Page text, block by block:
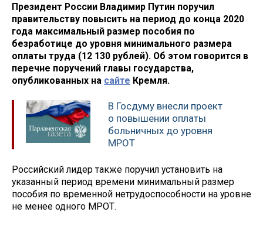
Президент России Владимир Путин поручил
правительству повысить на период до конца 2020
года максимальный размер пособия по
безработице до уровня минимального размера
оплаты труда (12 130 рублей). Об этом говорится в
перечне поручений главы государства,
опубликованных на сайте Кремля.
В Госдуму внесли проект
о повышении оплаты
больничных до уровня
МРОТ
Российский лидер также поручил установить на
указанный период времени минимальный размер
пособия по временной нетрудоспособности на уровне
не менее одного МРОТ.